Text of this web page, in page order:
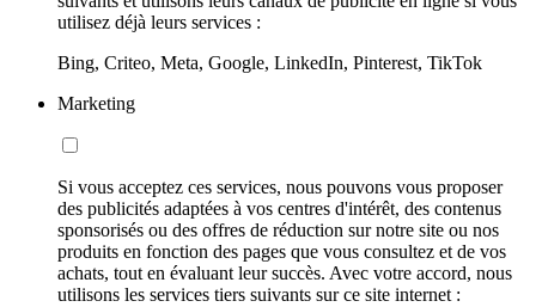
utilisez déjà leurs services :
Bing, Criteo, Meta, Google, LinkedIn, Pinterest, TikTok
Marketing
Si vous acceptez ces services, nous pouvons vous proposer
des publicités adaptées à vos centres d'intérêt, des contenus
sponsorisés ou des offres de réduction sur notre site ou nos
produits en fonction des pages que vous consultez et de vos
achats, tout en évaluant leur succès. Avec votre accord, nous
utilisons les services tiers suivants sur ce site internet :